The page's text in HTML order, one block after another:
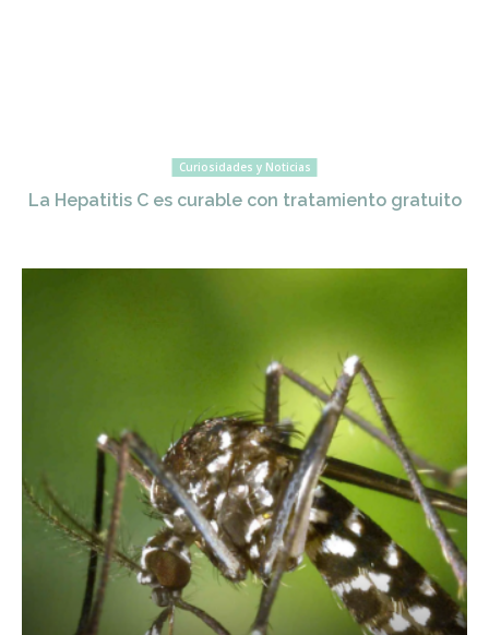
Curiosidades y Noticias
La Hepatitis C es curable con tratamiento gratuito